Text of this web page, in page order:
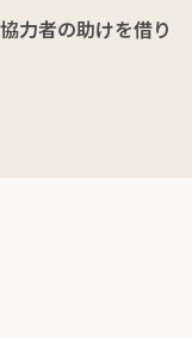
力者の助けを借り